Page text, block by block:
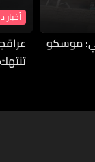
موسكو
أخبار